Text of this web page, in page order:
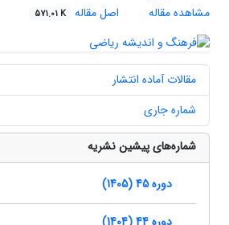
مشاهده مقاله
اصل مقاله 571.01 K
مقالات آماده انتشار
شماره جاری
شماره‌های پیشین نشریه
دوره 45 (1405)